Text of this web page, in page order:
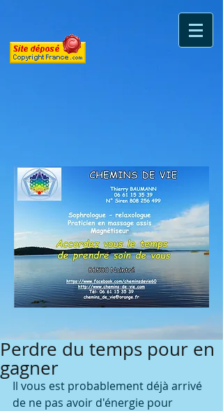
Perdre du temps pour en
gagner
Il vous est probablement déjà arrivé
de ne pas avoir d'énergie pour